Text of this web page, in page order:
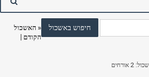
« האשכול
הקודם